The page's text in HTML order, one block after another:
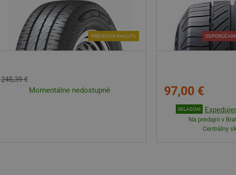
PRÉMIOVÁ KVALITA
245,39 €
Momentálne nedostupné
97,00 €
SKLADOM
Na predajni v
Centrálny